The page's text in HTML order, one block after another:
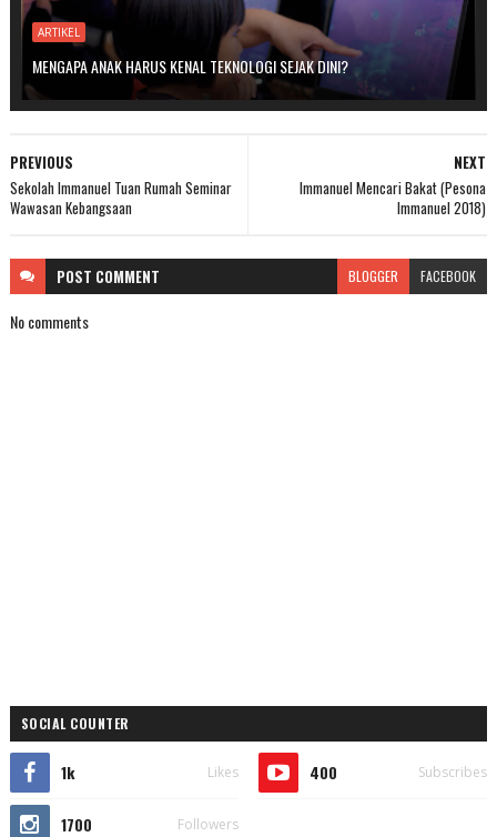
ARTIKEL
MENGAPA ANAK HARUS KENAL TEKNOLOGI SEJAK DINI?
NEXT
Immanuel Mencari Bakat (Pesona
Immanuel 2018)
PREVIOUS
Sekolah Immanuel Tuan Rumah Seminar
Wawasan Kebangsaan
POST COMMENT BLOGGER FACEBOOK
No comments
SOCIAL COUNTER
1k Likes 400 Subscribes
1700 Followers